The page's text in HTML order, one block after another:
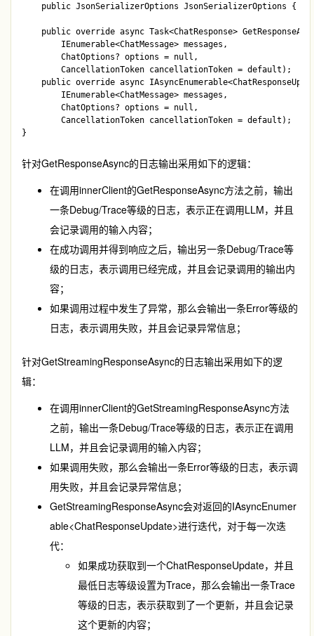
public JsonSerializerOptions JsonSerializerOptions {
public override async Task<ChatResponse>
        IEnumerable<ChatMessage> messages,
        ChatOptions? options = null,
        CancellationToken cancellationToken = default);
public override async
        IEnumerable<ChatMessage> messages,
        ChatOptions? options = null,
        CancellationToken cancellationToken = default);
针对GetResponseAsync的日志输出采用如下的逻辑：
在调用innerClient的GetResponseAsync方法之前，输出
一条Debug/Trace等级的日志，表示正在调用LLM，并且
会记录调用的输入内容；
在成功调用并得到响应之后，输出另一条Debug/Trace等
级的日志，表示调用已经完成，并且会记录调用的输出内
容；
如果调用过程中发生了异常，那么会输出一条Error等级的
日志，表示调用失败，并且会记录异常信息；
针对GetStreamingResponseAsync的日志输出采用如下的逻
辑：
在调用innerClient的GetStreamingResponseAsync方法
之前，输出一条Debug/Trace等级的日志，表示正在调用
LLM，并且会记录调用的输入内容；
如果调用失败，那么会输出一条Error等级的日志，表示调
用失败，并且会记录异常信息；
GetStreamingResponseAsync会对返回的IAsyncEnumer
able<ChatResponseUpdate>进行迭代，对于每一次迭
代：
如果成功获取到一个ChatResponseUpdate，并且
最低日志等级设置为Trace，那么会输出一条Trace
等级的日志，表示获取到了一个更新，并且会记录
这个更新的内容；